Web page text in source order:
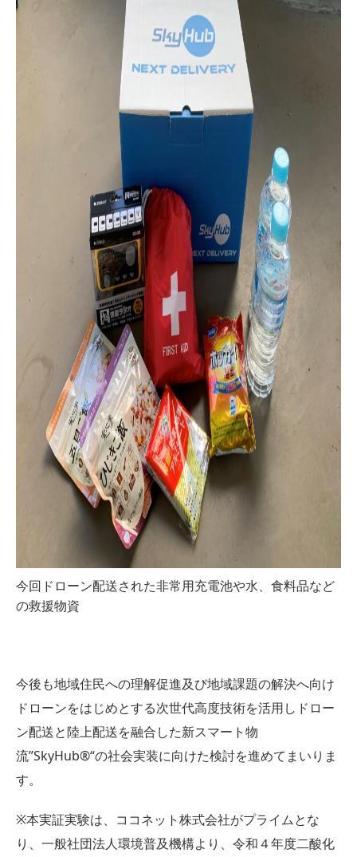
今回ドローン配送された非常用充電池や水、食料品など
の救援物資
今後も地域住民への理解促進及び地域課題の解決へ向け
ドローンをはじめとする次世代高度技術を活用しドロー
ン配送と陸上配送を融合した新スマート物
流”SkyHub®“の社会実装に向けた検討を進めてまいりま
す。
※本実証実験は、ココネット株式会社がプライムとな
り、一般社団法人環境普及機構より、令和４年度二酸化